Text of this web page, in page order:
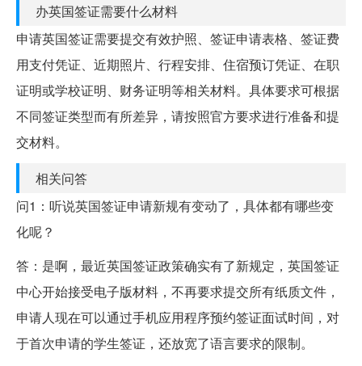
办英国签证需要什么材料
申请英国签证需要提交有效护照、签证申请表格、签证费
用支付凭证、近期照片、行程安排、住宿预订凭证、在职
证明或学校证明、财务证明等相关材料。具体要求可根据
不同签证类型而有所差异，请按照官方要求进行准备和提
交材料。
相关问答
问1：听说英国签证申请新规有变动了，具体都有哪些变
化呢？
答：是啊，最近英国签证政策确实有了新规定，英国签证
中心开始接受电子版材料，不再要求提交所有纸质文件，
申请人现在可以通过手机应用程序预约签证面试时间，对
于首次申请的学生签证，还放宽了语言要求的限制。